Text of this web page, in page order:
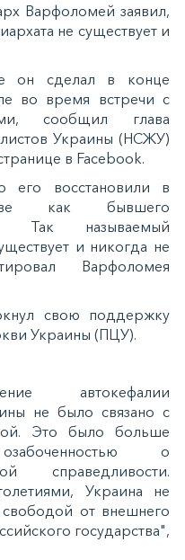
Варфоломей заявил,
не существует и
он сделал в конце
во время встречи с
сообщил глава
Украины (НСЖУ)
в Facebook.
его восстановили в
как бывшего
Так называемый
и никогда не
Варфоломея
свою поддержку
Украины (ПЦУ).
автокефалии
не было связано с
Это было больше
о
справедливости.
Украина не
от внешнего
государства",